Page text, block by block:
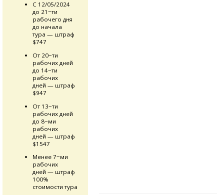
С 12/05/2024
до 21−ти
рабочего дня
до начала
тура — штраф
$747
От 20−ти
рабочих дней
до 14−ти
рабочих
дней — штраф
$947
От 13−ти
рабочих дней
до 8−ми
рабочих
дней — штраф
$1547
Менее 7−ми
рабочих
дней — штраф
100%
стоимости тура